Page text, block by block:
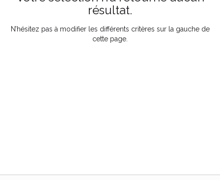
résultat.
N’hésitez pas à modifier les différents critères sur la gauche de
cette page.